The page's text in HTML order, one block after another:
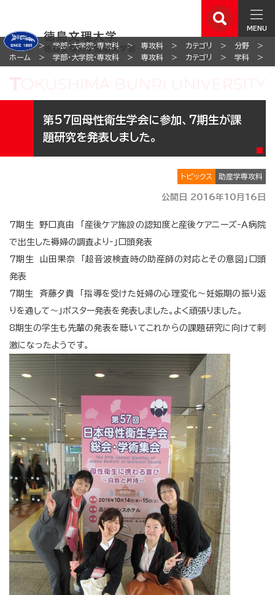
MENU
ホーム 学部・大学院・専攻科 専攻科 カテゴリ 分野
ホーム
学部・大学院・専攻科 専攻科 カテゴリ 学科
第57回母性衛生学会に参加、7期生が課
題研究を発表しました。
トピックス 助産学専攻科
公開日 2016年10月16日
７期生 野口真由 「産後ケア施設の認知度と産後ケアニーズ‐Ａ病院
で出生した褥婦の調査より‐」口頭発表
７期生 山田果奈 「超音波検査時の助産師の対応とその意図」口頭
発表
７期生 斉藤夕貴 「指導を受けた妊婦の心理変化～妊娠期の振り返
りを通して～」ポスター発表を発表しました。よく頑張りました。
8期生の学生も先輩の発表を聴いてこれからの課題研究に向けて刺
激になったようです。